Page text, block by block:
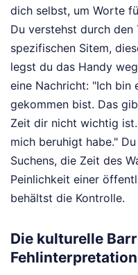
dich selbst, um Worte
Du verstehst durch den
spezifischen Sitem,
legst du das Handy
eine Nachricht: "Ich bin
gekommen bist. Das
Zeit dir nicht wichtig
mich beruhigt habe."
Suchens, die Zeit des
Peinlichkeit einer
behältst die Kontrolle.
Die kulturelle
Fehlinterpretation